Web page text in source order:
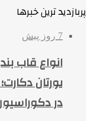
پربازدید ترین خبرها
7 روز پیش
انواع قاب
یورتان
در